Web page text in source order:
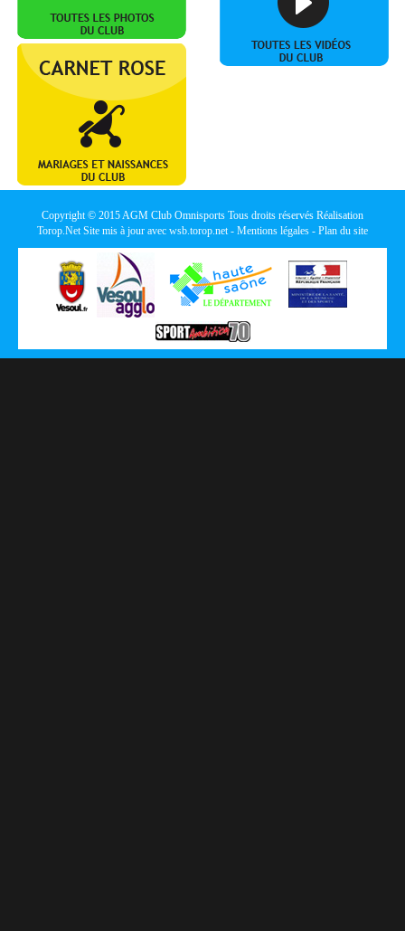
Copyright © 2015AGM Club Omnisports Tous droits réservés Réalisation
Torop.NetSite mis à jour avec wsb.torop.net- Mentions légales - Plan du site